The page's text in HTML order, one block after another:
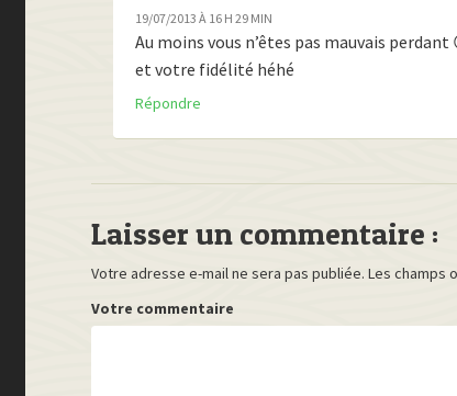
19/07/2013 À 16 H 29 MIN
Au moins vous n’êtes pas mauvais
et votre fidélité héhé
Répondre
Laisser un commentaire :
Votre adresse e-mail ne sera pas publiée. Les champs
Votre commentaire